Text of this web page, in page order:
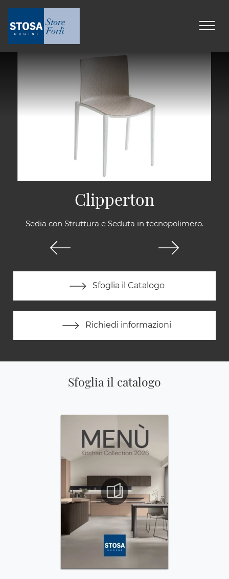
Sedia con Struttura e Seduta in tecnopolimero.
Sfoglia il Catalogo
Richiedi informazioni
Clipperton
Sfoglia il catalogo